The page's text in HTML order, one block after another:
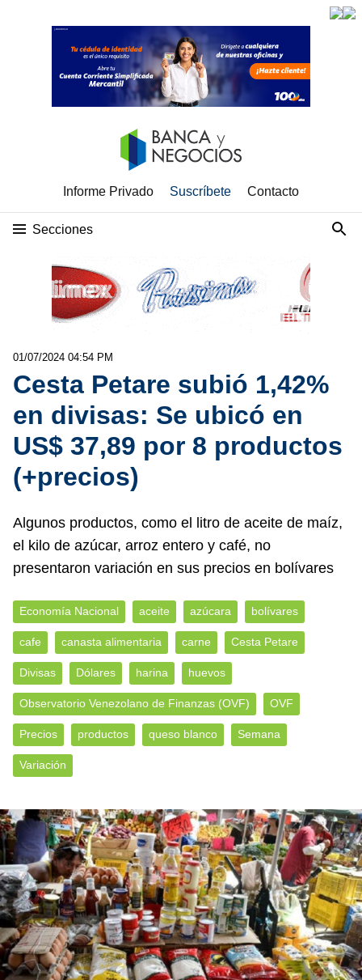
Informe Privado Suscríbete Contacto
Secciones
01/07/2024 04:54 PM
Cesta Petare subió 1,42%
en divisas: Se ubicó en
US$ 37,89 por 8 productos
(+precios)
Algunos productos, como el litro de aceite de maíz,
el kilo de azúcar, arroz entero y café, no
presentaron variación en sus precios en bolívares
Economía Nacional aceite azúcara bolívares
cafe canasta alimentaria carne Cesta Petare
Divisas Dólares harina huevos
Observatorio Venezolano de Finanzas (OVF) OVF
Precios productos queso blanco Semana
Variación